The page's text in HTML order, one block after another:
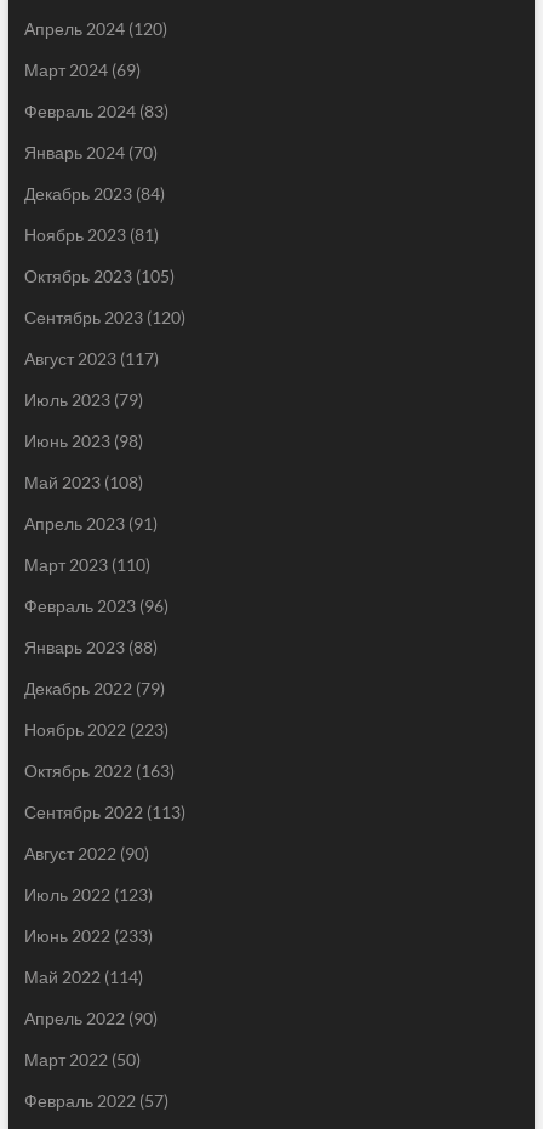
Апрель 2024(120)
Март 2024(69)
Февраль 2024(83)
Январь 2024(70)
Декабрь 2023(84)
Ноябрь 2023(81)
Октябрь 2023(105)
Сентябрь 2023(120)
Август 2023(117)
Июль 2023(79)
Июнь 2023(98)
Май 2023(108)
Апрель 2023(91)
Март 2023(110)
Февраль 2023(96)
Январь 2023(88)
Декабрь 2022 (79)
Ноябрь 2022 (223)
Октябрь 2022 (163)
Сентябрь 2022 (113)
Август 2022 (90)
Июль 2022 (123)
Июнь 2022 (233)
Май 2022 (114)
Апрель 2022 (90)
Март 2022 (50)
Февраль 2022 (57)